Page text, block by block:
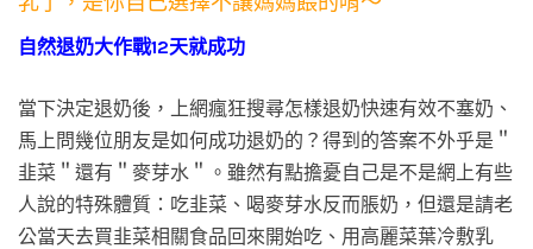
自然退奶大作戰12天就成功
當下決定退奶後，上網瘋狂搜尋怎樣退奶快速有效不塞奶、
馬上問幾位朋友是如何成功退奶的？得到的答案不外乎是＂
韭菜＂還有＂麥芽水＂。雖然有點擔憂自己是不是網上有些
人說的特殊體質：吃韭菜、喝麥芽水反而脹奶，但還是請老
公當天去買韭菜相關食品回來開始吃、用高麗菜葉冷敷乳